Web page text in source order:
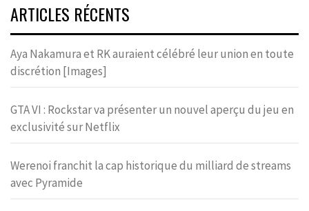
ARTICLES RÉCENTS
Aya Nakamura et RK auraient célébré leur union en toute
discrétion [Images]
GTA VI : Rockstar va présenter un nouvel aperçu du jeu en
exclusivité sur Netflix
Werenoi franchit la cap historique du milliard de streams
avec Pyramide